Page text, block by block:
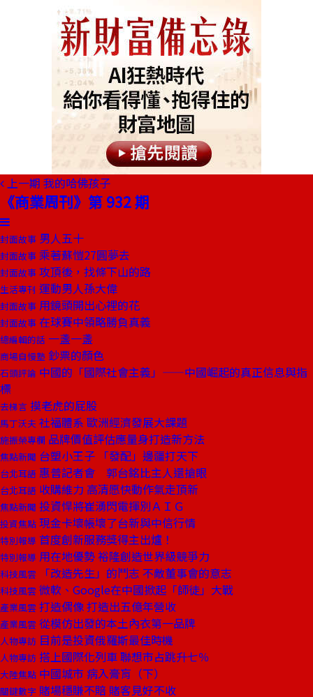
上一期 我的哈佛孩子
《商業周刊》第 932 期
封面故事 男人五十
封面故事 乘著蘇愷27圓夢去
封面故事 攻頂後，找條下山的路
生活專刊 運動男人孫大偉
封面故事 用鏡頭開出心裡的花
封面故事 在球賽中領略勝負真義
總編輯的話 一盞一盞
商場自慢塾 鈔票的顏色
石頭評論 中國的「國際社會主義」——中國崛起的真正信息與指
標
去梯言 摸老虎的屁股
馬丁沃夫 社福體系 歐洲經濟發展大課題
施振榮專欄 品牌價值評估應量身打造新方法
焦點新聞 台塑小王子 「發配」邊疆打天下
台北耳語 惠普記者會 郭台銘比主人還搶眼
台北耳語 收購維力 高清愿快動作氣走頂新
焦點新聞 投資悍將崔湧閃電揮別ＡＩＧ
投資焦點 現金卡壞帳壞了台新與中信行情
特別報導 首度創新服務獎得主出爐！
特別報導 用在地優勢 裕隆創造世界級競爭力
科技風雲 「改造先生」的鬥志 不敵董事會的意志
科技風雲 微軟、Google在中國掀起「師徒」大戰
產業風雲 打造偶像 打造出五億年營收
產業風雲 從模仿出發的本土內衣第一品牌
人物專訪 目前是投資俄羅斯最佳時機
人物專訪 搭上國際化列車 聯想市占跳升七％
大陸焦點 中國城市 病入膏肓（下）
關鍵數字 賭場穩賺不賠 賭客見好不收